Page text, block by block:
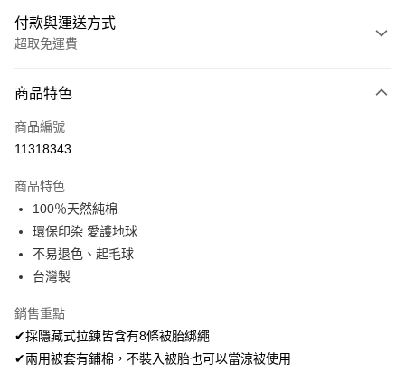
付款與運送方式
超取免運費
信用卡一次付款
超商取貨付款
Apple Pay
悠遊付
Google Pay
AFTEE先享後付
相關說明
AFTEE先享後付是「在收到商品之後才付款」的支付方式。 讓您購物簡單
ATM付款
商品特色
商品編號
11318343
商品特色
100％天然純棉
環保印染 愛護地球
不易退色、起毛球
台灣製
銷售重點
✔採隱藏式拉鍊皆含有8條被胎綁繩
✔兩用被套有鋪棉，不裝入被胎也可以當涼被使用